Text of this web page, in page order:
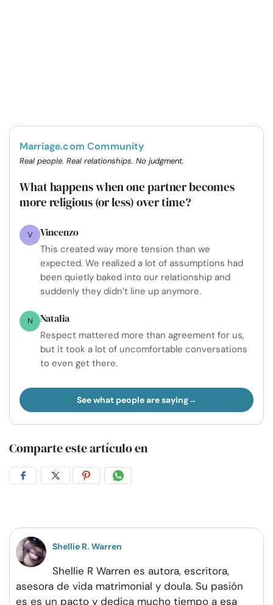
Marriage.com Community
Real people. Real relationships. No judgment.
What happens when one partner becomes
more religious (or less) over time?
V Vincenzo
This created way more tension than we
expected. We realized a lot of assumptions had
been quietly baked into our relationship and
suddenly they didn’t line up anymore.
N Natalia
Respect mattered more than agreement for us,
but it took a lot of uncomfortable conversations
to even get there.
See what people are saying
Comparte este artículo en
CompartirCompartirCompartirCompartir
Shellie R. Warren
Shellie R Warren es autora, escritora,
asesora de vida matrimonial y doula. Su pasión
es es un pacto y dedica mucho tiempo a esa